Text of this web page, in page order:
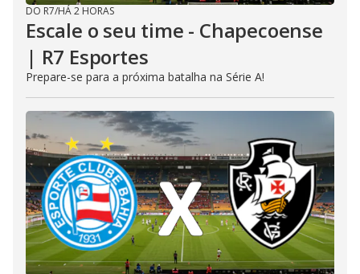
DO R7/HÁ 2 HORAS
Escale o seu time - Chapecoense
| R7 Esportes
Prepare-se para a próxima batalha na Série A!